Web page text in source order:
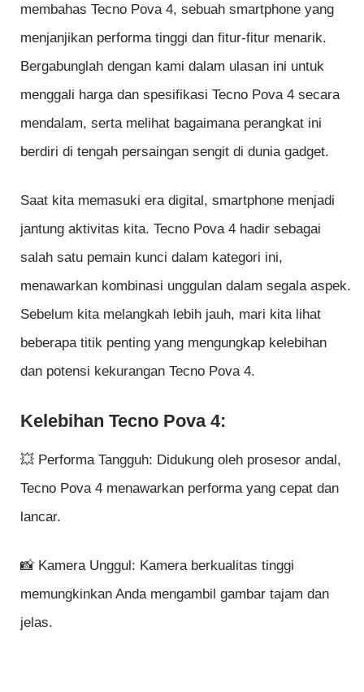
membahas Tecno Pova 4, sebuah smartphone yang
menjanjikan performa tinggi dan fitur-fitur menarik.
Bergabunglah dengan kami dalam ulasan ini untuk
menggali harga dan spesifikasi Tecno Pova 4 secara
mendalam, serta melihat bagaimana perangkat ini
berdiri di tengah persaingan sengit di dunia gadget.
Saat kita memasuki era digital, smartphone menjadi
jantung aktivitas kita. Tecno Pova 4 hadir sebagai
salah satu pemain kunci dalam kategori ini,
menawarkan kombinasi unggulan dalam segala aspek.
Sebelum kita melangkah lebih jauh, mari kita lihat
beberapa titik penting yang mengungkap kelebihan
dan potensi kekurangan Tecno Pova 4.
Kelebihan Tecno Pova 4:
💥 Performa Tangguh: Didukung oleh prosesor andal,
Tecno Pova 4 menawarkan performa yang cepat dan
lancar.
📸 Kamera Unggul: Kamera berkualitas tinggi
memungkinkan Anda mengambil gambar tajam dan
jelas.